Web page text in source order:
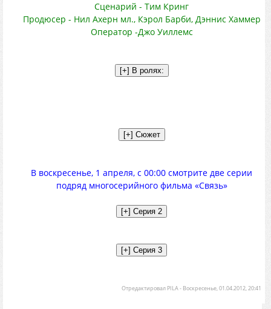
Сценарий - Тим Кринг
Продюсер - Нил Ахерн мл., Кэрол Барби, Дэннис Хаммер
Оператор -Джо Уиллемс
В воскресенье, 1 апреля, с 00:00 смотрите две серии
подряд многосерийного фильма «Связь»
Отредактировал PILA- Воскресенье, 01.04.2012, 20:41